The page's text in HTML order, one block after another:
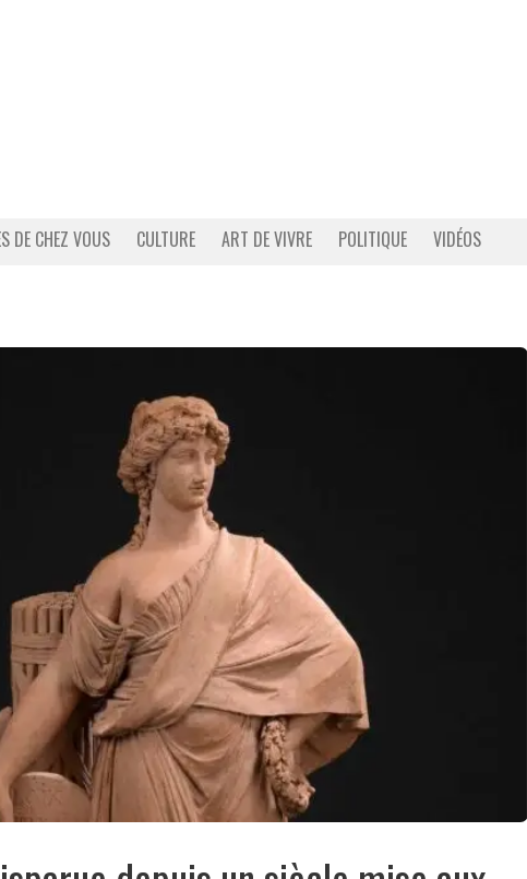
DE CHEZ VOUS CULTURE ART DE VIVRE POLITIQUE VIDÉOS